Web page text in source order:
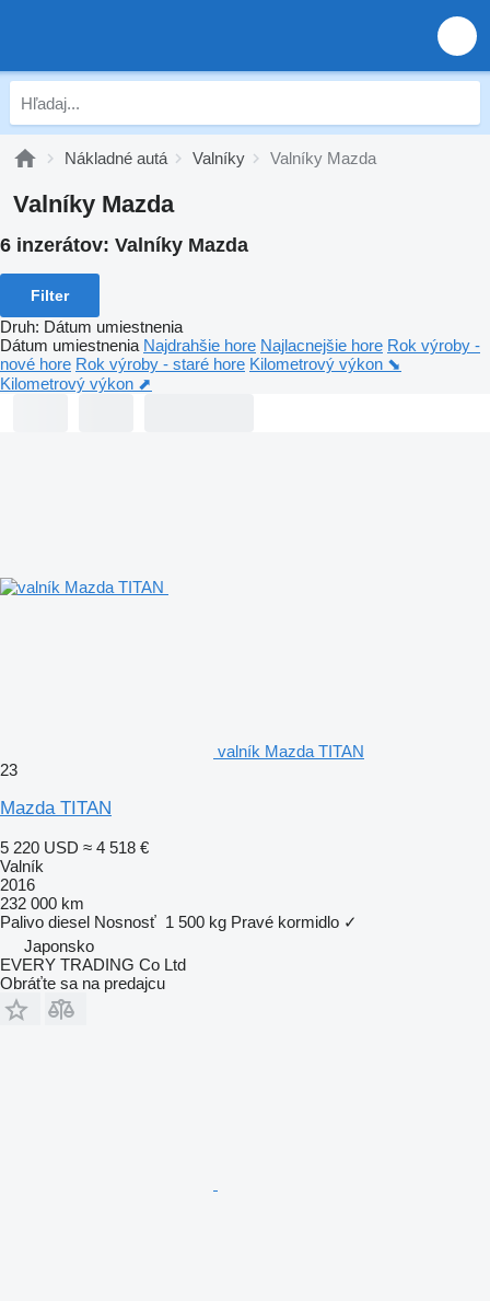
Nákladné autá Valníky Valníky Mazda
Valníky Mazda
6 inzerátov: Valníky Mazda
Filter
Druh: Dátum umiestnenia
Dátum umiestnenia Najdrahšie hore Najlacnejšie hore Rok výroby -
nové hore Rok výroby - staré hore Kilometrový výkon ⬊
Kilometrový výkon ⬈
valník Mazda TITAN
23
Mazda TITAN
5 220 USD ≈ 4 518 €
Valník
2016
232 000 km
Palivo diesel Nosnosť 1 500 kg Pravé kormidlo ✓
Japonsko
EVERY TRADING Co Ltd
Obráťte sa na predajcu